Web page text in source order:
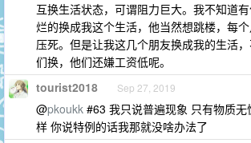
互换生活状态，可谓阻力巨大。我不知道
烂的换成我这个生活，他当然想跳楼，每
压死。但是让我这几个朋友换成我的生活
们换，他们还嫌工资低呢。
tourist2018 Sep 27, 2019
@pkoukk #63 我只说普遍现象 只有物质
样 你说特例的话我那就没啥办法了